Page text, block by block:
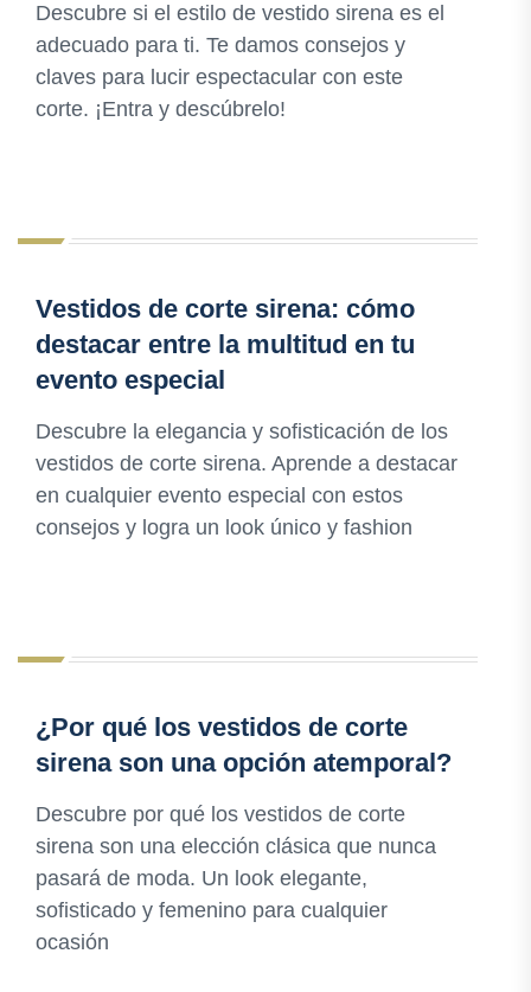
Descubre si el estilo de vestido sirena es el
adecuado para ti. Te damos consejos y
claves para lucir espectacular con este
corte. ¡Entra y descúbrelo!
Vestidos de corte sirena: cómo
destacar entre la multitud en tu
evento especial
Descubre la elegancia y sofisticación de los
vestidos de corte sirena. Aprende a destacar
en cualquier evento especial con estos
consejos y logra un look único y fashion
¿Por qué los vestidos de corte
sirena son una opción atemporal?
Descubre por qué los vestidos de corte
sirena son una elección clásica que nunca
pasará de moda. Un look elegante,
sofisticado y femenino para cualquier
ocasión